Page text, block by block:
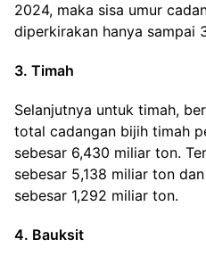
2024, maka sisa umur
diperkirakan hanya sampai
3. Timah
Selanjutnya untuk timah,
total cadangan bijih timah
sebesar 6,430 miliar ton.
sebesar 5,138 miliar ton
sebesar 1,292 miliar ton.
4. Bauksit